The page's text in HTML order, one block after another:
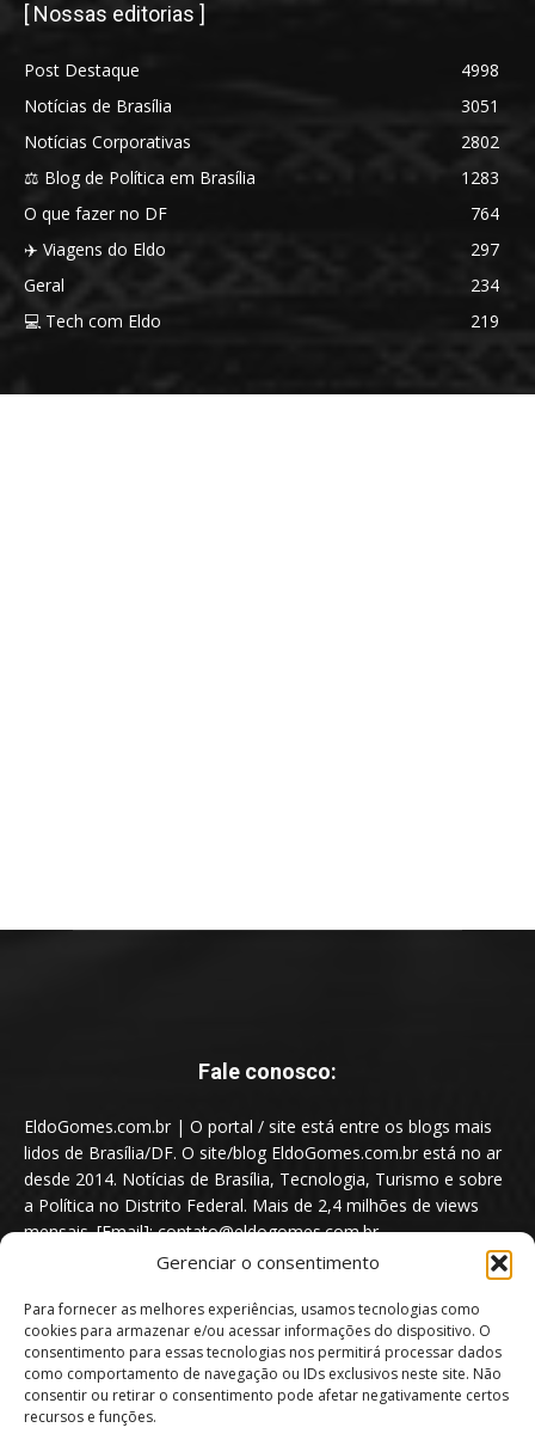
Gerenciar o consentimento
Para fornecer as melhores experiências, usamos tecnologias como
cookies para armazenar e/ou acessar informações do dispositivo. O
consentimento para essas tecnologias nos permitirá processar dados
como comportamento de navegação ou IDs exclusivos neste site. Não
consentir ou retirar o consentimento pode afetar negativamente certos
recursos e funções.
[ Nossas editorias ]
Post Destaque
4998
Notícias de Brasília
3051
Notícias Corporativas
2802
⚖️ Blog de Política em Brasília
1283
O que fazer no DF
764
✈️ Viagens do Eldo
297
Geral
234
💻 Tech com Eldo
219
Fale conosco:
EldoGomes.com.br | O portal / site está entre os blogs mais
lidos de Brasília/DF. O site/blog EldoGomes.com.br está no ar
desde 2014. Notícias de Brasília, Tecnologia, Turismo e sobre
a Política no Distrito Federal. Mais de 2,4 milhões de views
mensais. [Email]: contato@eldogomes.com.br